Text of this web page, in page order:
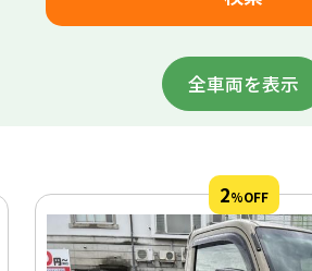
全車両を表示
2%OFF